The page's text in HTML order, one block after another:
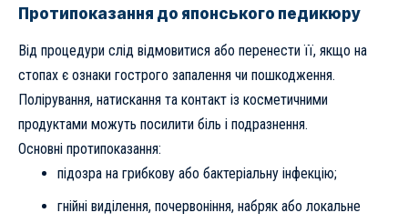
Протипоказання до японського педикюру
Від процедури слід відмовитися або перенести її, якщо на
стопах є ознаки гострого запалення чи пошкодження.
Полірування, натискання та контакт із косметичними
продуктами можуть посилити біль і подразнення.
Основні протипоказання:
підозра на грибкову або бактеріальну інфекцію;
гнійні виділення, почервоніння, набряк або локальне